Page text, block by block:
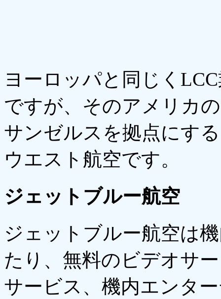
ヨーロッパと同じく
ですが、そのアメリカ
サンゼルスを拠点にす
ウエスト航空です。
ジェットブルー航空
ジェットブルー航空は
たり、無料のビデオサ
サービス、機内エンタ